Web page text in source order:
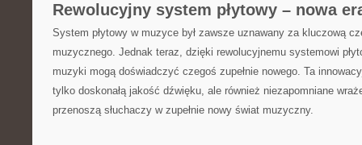
Rewolucyjny system‌ płytowy – nowa
System płytowy w muzyce był zawsze uznawany za kluczową
muzycznego. Jednak teraz, dzięki rewolucyjnemu systemowi
muzyki mogą doświadczyć czegoś zupełnie nowego.‌ Ta​
tylko doskonałą‌ jakość dźwięku, ale ‌również niezapomniane
przenoszą słuchaczy w zupełnie⁤ nowy świat muzyczny.